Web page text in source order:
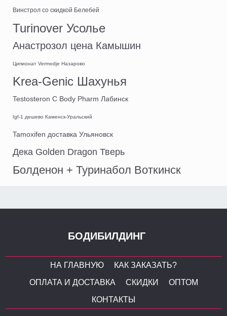
Винстрол со скидкой Белебей
Turinover Усолье
Анастрозол цена Камышин
Ципионат Vermodje Назарово
Krea-Genic Шахунья
Testosteron C Body Pharm Лабинск
Igf-1 дешево Каменск-Уральский
Tamoxifen доставка Ульяновск
Дека Golden Dragon Тверь
Болденон + Туринабол Воткинск
БОДИБИЛДИНГ
НА ГЛАВНУЮ
КАК ЗАКАЗАТЬ?
ОПЛАТА И ДОСТАВКА
СКИДКИ
ОПТОМ
КОНТАКТЫ